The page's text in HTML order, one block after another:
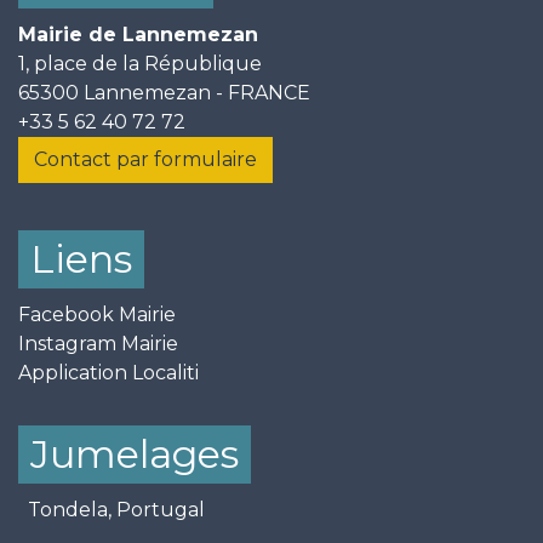
Mairie de Lannemezan
1, place de la République
65300 Lannemezan - FRANCE
+33 5 62 40 72 72
Contact par formulaire
Liens
Facebook Mairie
Instagram Mairie
Application Localiti
Jumelages
Tondela, Portugal